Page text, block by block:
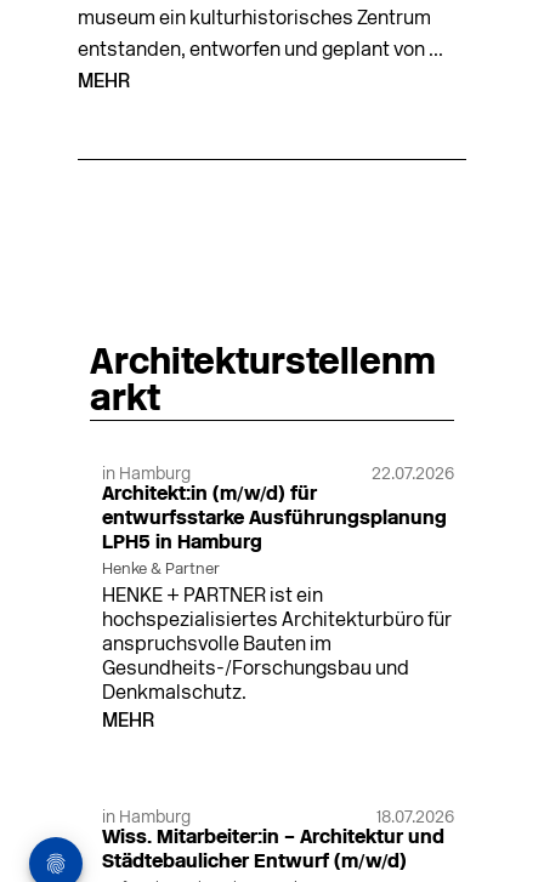
museum ein kulturhistorisches Zentrum
entstanden, entworfen und geplant von ...
MEHR
Architekturstellenm
arkt
in Hamburg 22.07.2026
Architekt:in (m/w/d) für
entwurfsstarke Ausführungsplanung
LPH5 in Hamburg
Henke & Partner
HENKE + PARTNER ist ein
hochspezialisiertes Architekturbüro für
anspruchsvolle Bauten im
Gesundheits-/Forschungsbau und
Denkmalschutz.
MEHR
in Hamburg 18.07.2026
Wiss. Mitarbeiter:in – Architektur und
Städtebaulicher Entwurf (m/w/d)